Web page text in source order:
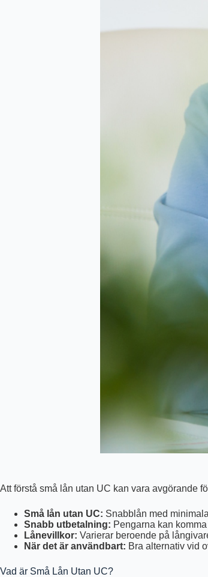
Att förstå små lån utan UC kan vara avgörande
Små lån utan UC: Snabblån med
Snabb utbetalning: Pengarna kan
Lånevillkor: Varierar beroende på
När det är användbart: Bra alternativ vid
Vad är Små Lån Utan UC?